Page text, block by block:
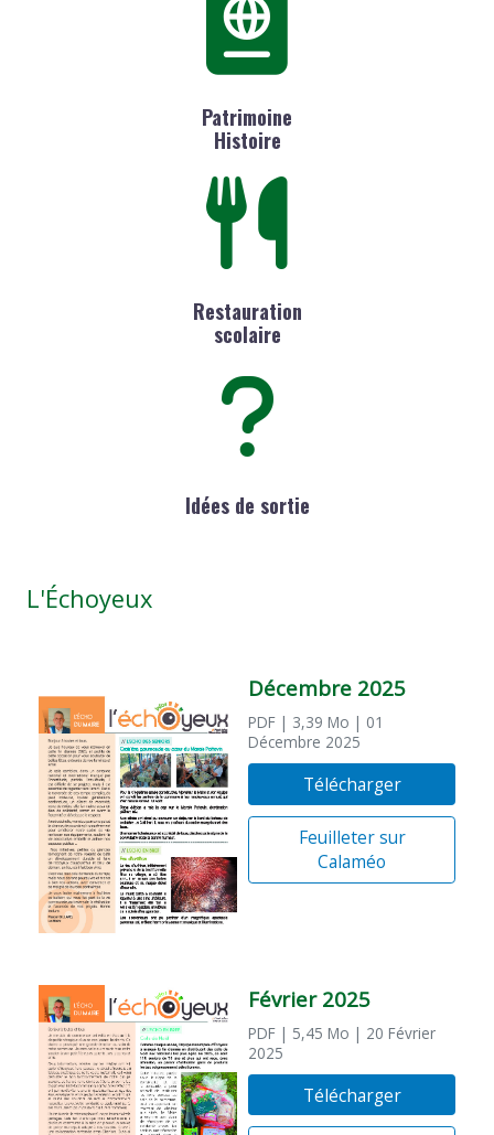
Patrimoine
Histoire
Restauration
scolaire
Idées de sortie
L'Échoyeux
Décembre 2025
PDF | 3,39 Mo | 01
Décembre 2025
Télécharger
Feuilleter sur
Calaméo
Février 2025
PDF | 5,45 Mo | 20 Février
2025
Télécharger